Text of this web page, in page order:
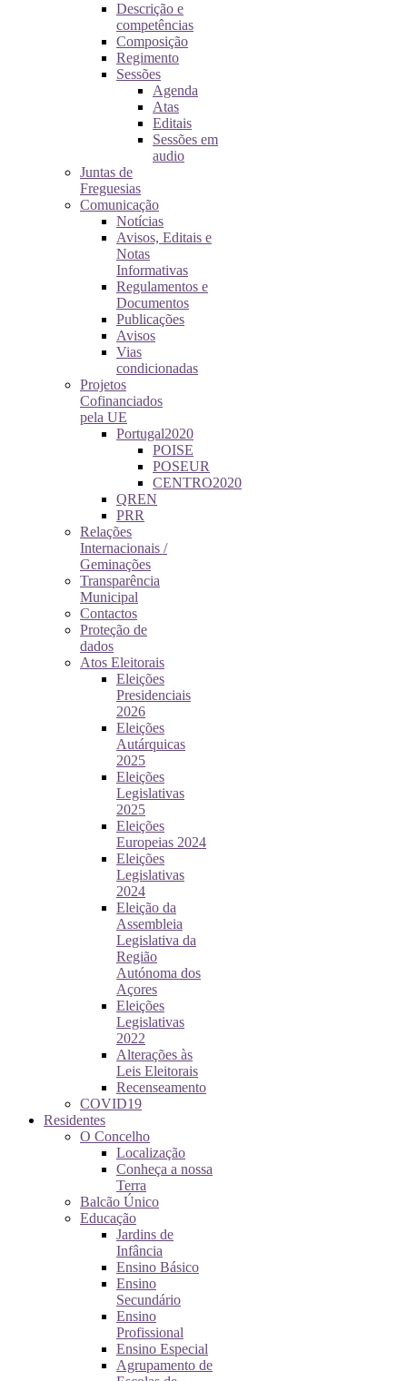
Descrição e
competências
Composição
Regimento
Sessões
Agenda
Atas
Editais
Sessões em
audio
Juntas de
Freguesias
Comunicação
Notícias
Avisos, Editais e
Notas
Informativas
Regulamentos e
Documentos
Publicações
Avisos
Vias
condicionadas
Projetos
Cofinanciados
pela UE
Portugal2020
POISE
POSEUR
CENTRO2020
QREN
PRR
Relações
Internacionais /
Geminações
Transparência
Municipal
Contactos
Proteção de
dados
Atos Eleitorais
Eleições
Presidenciais
2026
Eleições
Autárquicas
2025
Eleições
Legislativas
2025
Eleições
Europeias 2024
Eleições
Legislativas
2024
Eleição da
Assembleia
Legislativa da
Região
Autónoma dos
Açores
Eleições
Legislativas
2022
Alterações às
Leis Eleitorais
Recenseamento
COVID19
Residentes
O Concelho
Localização
Conheça a nossa
Terra
Balcão Único
Educação
Jardins de
Infância
Ensino Básico
Ensino
Secundário
Ensino
Profissional
Ensino Especial
Agrupamento de